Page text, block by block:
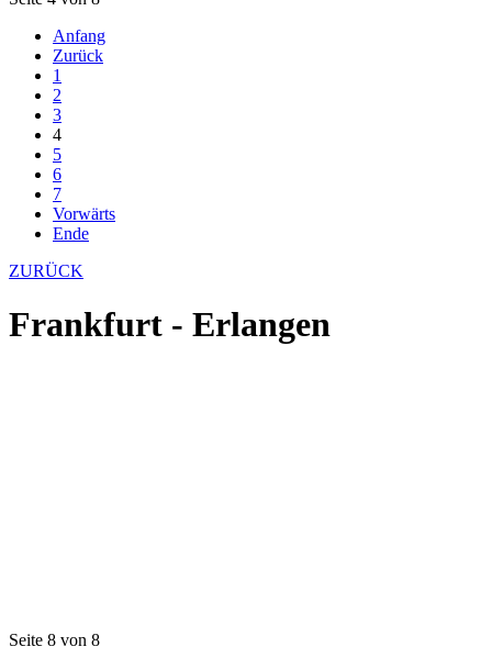
Anfang
Zurück
1
2
3
4
5
6
7
Vorwärts
Ende
ZURÜCK
Frankfurt - Erlangen
Seite 8 von 8